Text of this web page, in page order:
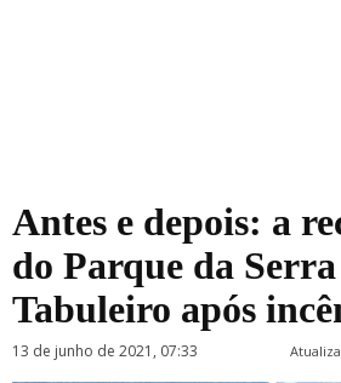
Antes e depois: a
do Parque da
Tabuleiro após
13 de junho de 2021, 07:33